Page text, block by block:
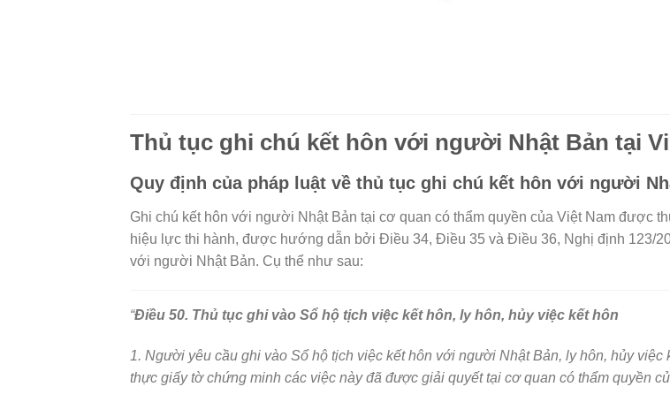
Thủ tục ghi chú kết hôn với người Nhật Bản tại
Quy định của pháp luật về thủ tục ghi chú kết hôn với người
Ghi chú kết hôn với người Nhật Bản tại cơ quan có thẩm quyền của Việt Nam được
hiệu lực thi hành, được hướng dẫn bởi Điều 34, Điều 35 và Điều 36, Nghị định 123/
với người Nhật Bản. Cụ thể như sau:
“Điều 50. Thủ tục ghi vào Sổ hộ tịch việc kết hôn, ly hôn, hủy việc kết hôn
1. Người yêu cầu ghi vào Sổ hộ tịch việc kết hôn với người Nhật Bản, ly hôn, hủy
thực giấy tờ chứng minh các việc này đã được giải quyết tại cơ quan có thẩm quyền